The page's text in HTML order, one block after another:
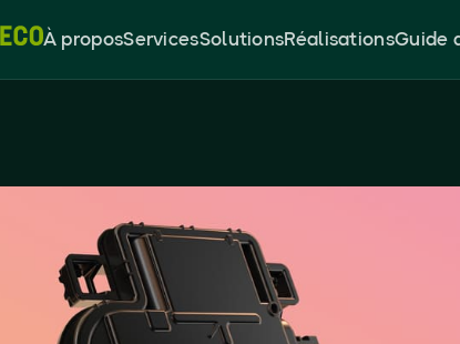
À proposServicesSolutionsRéalisationsGuide
Enphase
Enphase IQ8HC offre une puissance de sortie de
photovoltaïques très puissants, jusqu'à 530 W. Il